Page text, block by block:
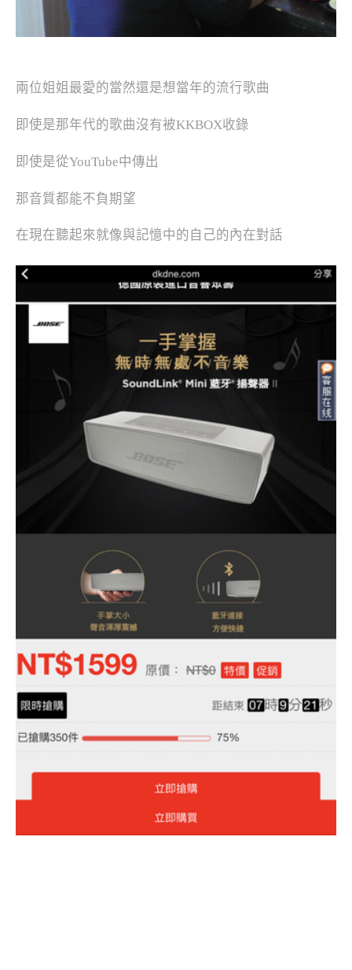
兩位姐姐最愛的當然還是想當年的流行歌曲
即使是那年代的歌曲沒有被KKBOX收錄
即使是從YouTube中傳出
那音質都能不負期望
在現在聽起來就像與記憶中的自己的內在對話